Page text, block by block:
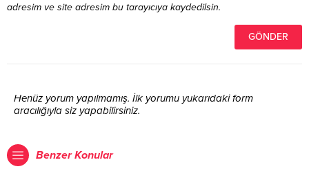
adresim ve site adresim bu tarayıcıya kaydedilsin.
Henüz yorum yapılmamış. İlk yorumu yukarıdaki form
aracılığıyla siz yapabilirsiniz.
Benzer Konular